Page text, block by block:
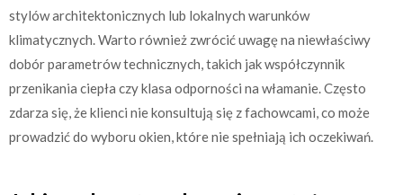
stylów architektonicznych lub lokalnych warunków
klimatycznych. Warto również zwrócić uwagę na niewłaściwy
dobór parametrów technicznych, takich jak współczynnik
przenikania ciepła czy klasa odporności na włamanie. Często
zdarza się, że klienci nie konsultują się z fachowcami, co może
prowadzić do wyboru okien, które nie spełniają ich oczekiwań.